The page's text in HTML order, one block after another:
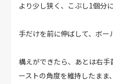
より少し狭く、こぶし1個分に
手だけを前に伸ばして、ボー
構えができたら、あとは右
ーストの角度を維持したま